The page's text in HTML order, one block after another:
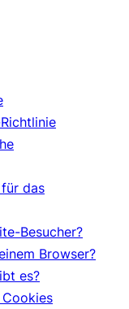
das
Besucher?
Browser?
es?